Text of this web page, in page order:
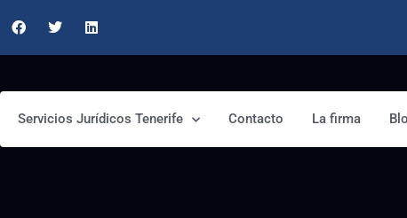
Servicios Jurídicos Tenerife Contacto La firma